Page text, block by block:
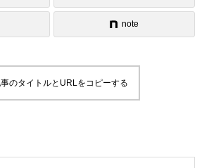
note
のタイトルとURLをコピーする